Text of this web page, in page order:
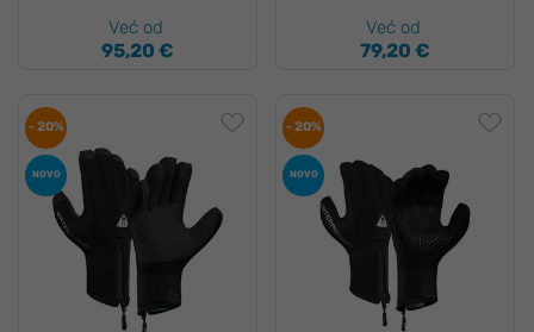
Već od
95,20 €
Već od
79,20 €
- 20%
NOVO
- 20%
NOVO